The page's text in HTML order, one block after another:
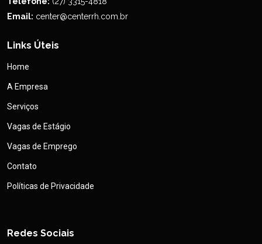
Email: center@centerrh.com.br
Links Úteis
Home
A Empresa
Serviços
Vagas de Estágio
Vagas de Emprego
Contato
Políticas de Privacidade
Redes Sociais